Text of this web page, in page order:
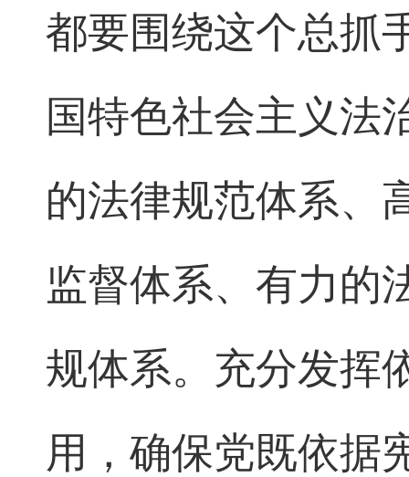
都要围绕这个总抓
国特色社会主义法
的法律规范体系、
监督体系、有力的
规体系。充分发挥
用，确保党既依据